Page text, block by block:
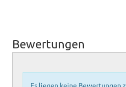
Bewertungen
Es liegen keine Bewertungen